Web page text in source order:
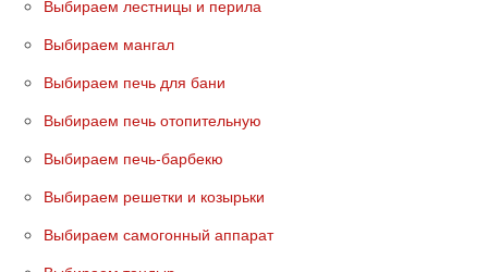
Выбираем лестницы и перила
Выбираем мангал
Выбираем печь для бани
Выбираем печь отопительную
Выбираем печь-барбекю
Выбираем решетки и козырьки
Выбираем самогонный аппарат